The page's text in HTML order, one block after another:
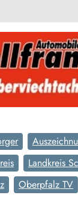
Landkreis
Oberpfalz TV